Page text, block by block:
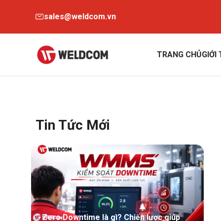
sales@weldcom.vn
TRANG CHỦGIỚI
Tin Tức Mới
Zero Downtime là gì? Chiến lược giúp